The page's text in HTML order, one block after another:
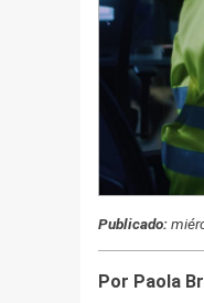
Publicado:
Por Paola